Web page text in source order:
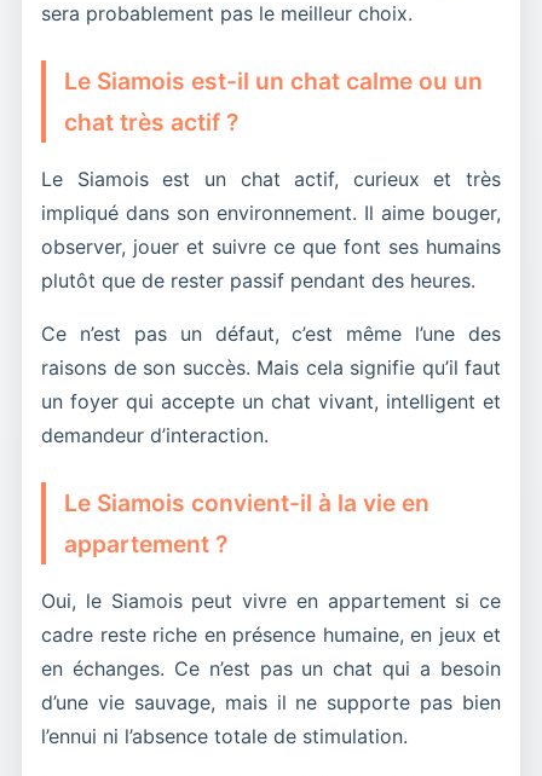
sera probablement pas le meilleur choix.
Le Siamois est-il un chat calme ou un
chat très actif ?
Le Siamois est un chat actif, curieux et très
impliqué dans son environnement. Il aime bouger,
observer, jouer et suivre ce que font ses humains
plutôt que de rester passif pendant des heures.
Ce n’est pas un défaut, c’est même l’une des
raisons de son succès. Mais cela signifie qu’il faut
un foyer qui accepte un chat vivant, intelligent et
demandeur d’interaction.
Le Siamois convient-il à la vie en
appartement ?
Oui, le Siamois peut vivre en appartement si ce
cadre reste riche en présence humaine, en jeux et
en échanges. Ce n’est pas un chat qui a besoin
d’une vie sauvage, mais il ne supporte pas bien
l’ennui ni l’absence totale de stimulation.